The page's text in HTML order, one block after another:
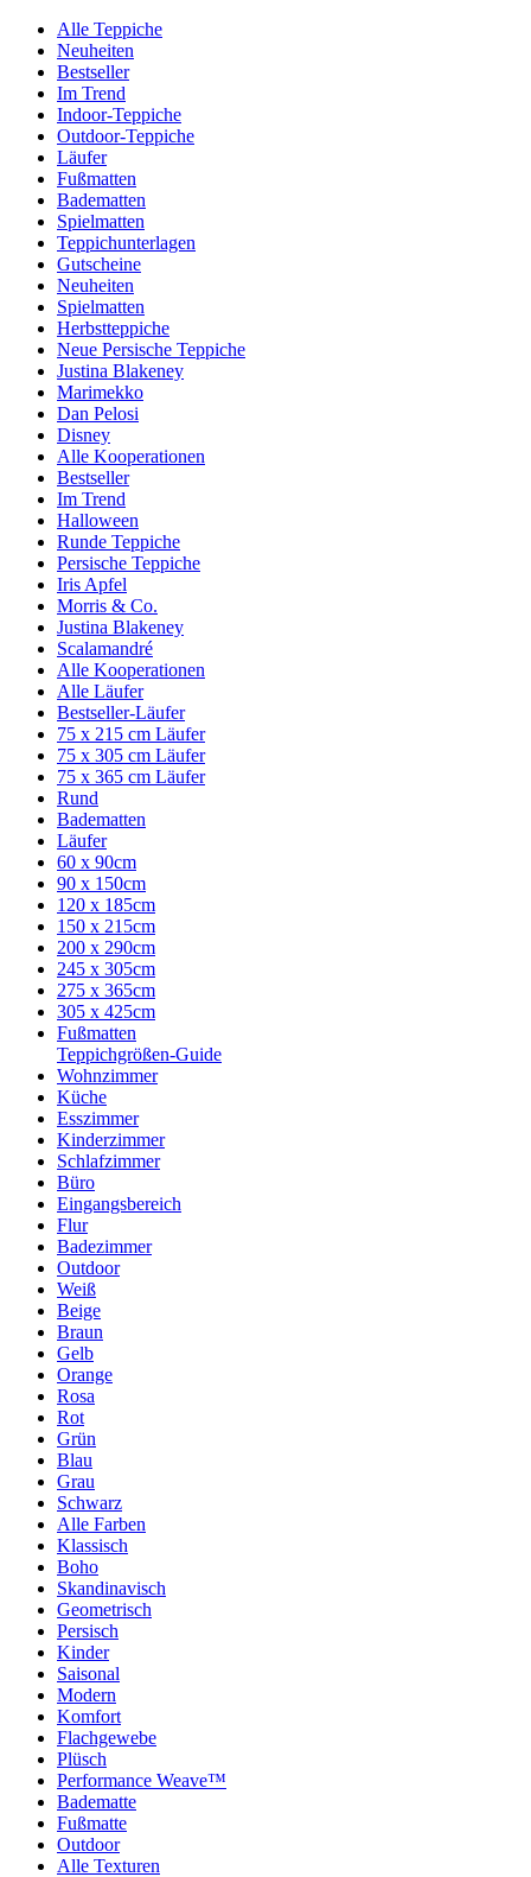
Alle Teppiche
Neuheiten
Bestseller
Im Trend
Indoor-Teppiche
Outdoor-Teppiche
Läufer
Fußmatten
Badematten
Spielmatten
Teppichunterlagen
Gutscheine
Neuheiten
Spielmatten
Herbstteppiche
Neue Persische Teppiche
Justina Blakeney
Marimekko
Dan Pelosi
Disney
Alle Kooperationen
Bestseller
Im Trend
Halloween
Runde Teppiche
Persische Teppiche
Iris Apfel
Morris & Co.
Justina Blakeney
Scalamandré
Alle Kooperationen
Alle Läufer
Bestseller-Läufer
75 x 215 cm Läufer
75 x 305 cm Läufer
75 x 365 cm Läufer
Rund
Badematten
Läufer
60 x 90cm
90 x 150cm
120 x 185cm
150 x 215cm
200 x 290cm
245 x 305cm
275 x 365cm
305 x 425cm
Fußmatten
Teppichgrößen-Guide
Wohnzimmer
Küche
Esszimmer
Kinderzimmer
Schlafzimmer
Büro
Eingangsbereich
Flur
Badezimmer
Outdoor
Weiß
Beige
Braun
Gelb
Orange
Rosa
Rot
Grün
Blau
Grau
Schwarz
Alle Farben
Klassisch
Boho
Skandinavisch
Geometrisch
Persisch
Kinder
Saisonal
Modern
Komfort
Flachgewebe
Plüsch
Performance Weave™
Badematte
Fußmatte
Outdoor
Alle Texturen